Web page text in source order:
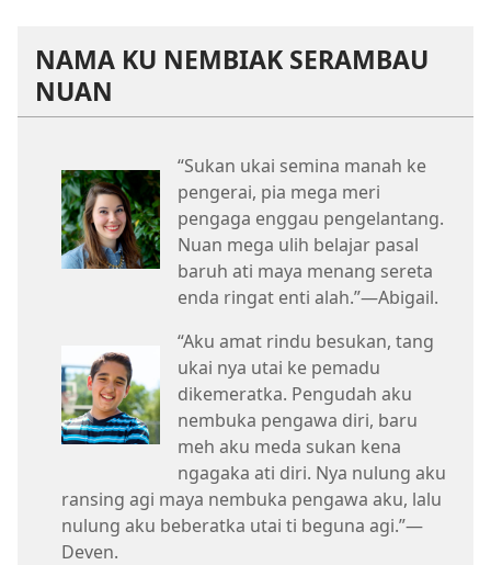
NAMA KU NEMBIAK SERAMBAU
NUAN
“Sukan ukai semina manah ke
pengerai, pia mega meri
pengaga enggau pengelantang.
Nuan mega ulih belajar pasal
baruh ati maya menang sereta
enda ringat enti alah.”—Abigail.
“Aku amat rindu besukan, tang
ukai nya utai ke pemadu
dikemeratka. Pengudah aku
nembuka pengawa diri, baru
meh aku meda sukan kena
ngagaka ati diri. Nya nulung aku
ransing agi maya nembuka pengawa aku, lalu
nulung aku beberatka utai ti beguna agi.”—
Deven.